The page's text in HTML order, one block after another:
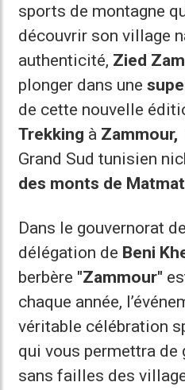
sports de montagne
découvrir son village
authenticité, Zied
plonger dans une
de cette nouvelle
Trekking à Zammour,
Grand Sud tunisien
des monts de
Dans le gouvernorat de
délégation de Beni
berbère "Zammour"
chaque année,
véritable célébration
qui vous permettra de
sans failles des